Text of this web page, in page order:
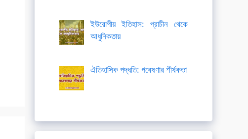
ইউরোপীয় ইতিহাস: প্রাচীন থেকে
আধুনিকতায়
ঐতিহাসিক পদ্ধতি: গবেষণার শীর্ষকতা